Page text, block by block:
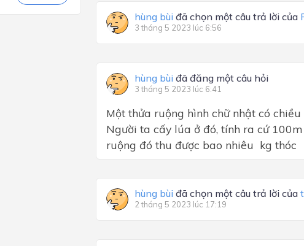
hùng bùi đã chọn một câu trả lời của
3 tháng 5 2023 lúc 6:56
hùng bùi đã đăng một câu hỏi
3 tháng 5 2023 lúc 6:41
Một thửa ruộng hình chữ nhật có
Người ta cấy lúa ở đó, tính ra cứ
ruộng đó thu được bao nhiêu kg thóc
hùng bùi đã chọn một câu trả lời của
2 tháng 5 2023 lúc 17:19